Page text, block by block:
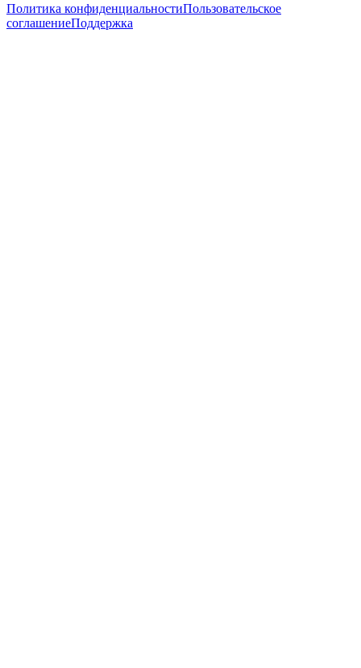
Политика конфиденциальностиПользовательское
соглашениеПоддержка